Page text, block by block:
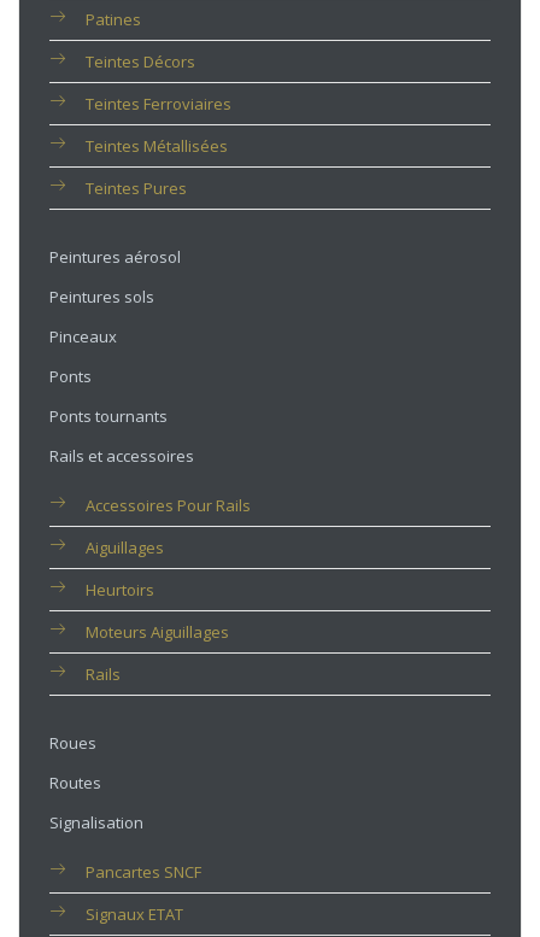
Patines
Teintes Décors
Teintes Ferroviaires
Teintes Métallisées
Teintes Pures
Peintures aérosol
Peintures sols
Pinceaux
Ponts
Ponts tournants
Rails et accessoires
Accessoires Pour Rails
Aiguillages
Heurtoirs
Moteurs Aiguillages
Rails
Roues
Routes
Signalisation
Pancartes SNCF
Signaux ETAT